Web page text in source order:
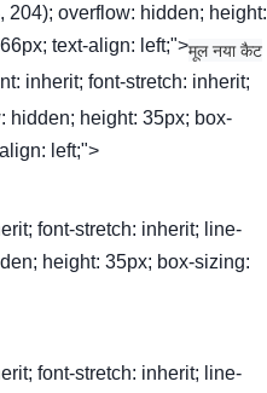
204); overflow: hidden; height:
text-align: left;">मूल नया कैट
inherit; font-stretch: inherit;
hidden; height: 35px; box-
left;">
font-stretch: inherit; line-
height: 35px; box-sizing:
font-stretch: inherit; line-